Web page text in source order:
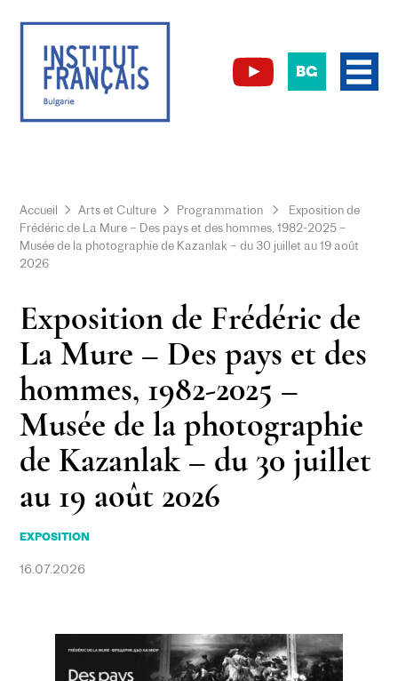
BG
Accueil Arts et Culture Programmation
Exposition de
Frédéric de La Mure – Des pays et des hommes, 1982-2025 –
Musée de la photographie de Kazanlak – du 30 juillet au 19 août
2026
Exposition de Frédéric de
La Mure – Des pays et des
hommes, 1982-2025 –
Musée de la photographie
de Kazanlak – du 30 juillet
au 19 août 2026
EXPOSITION
16.07.2026